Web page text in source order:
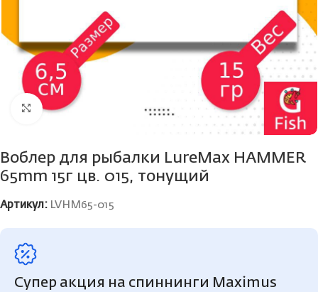
Нажмите, чтобы увеличить
Воблер для рыбалки LureMax HAMMER
65mm 15г цв. 015, тонущий
Артикул: LVHM65-015
Супер акция на спиннинги Maximus